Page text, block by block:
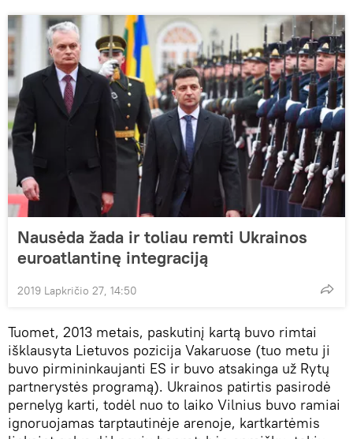
Nausėda žada ir toliau remti Ukrainos
euroatlantinę integraciją
2019 Lapkričio 27, 14:50
Tuomet, 2013 metais, paskutinį kartą buvo rimtai
išklausyta Lietuvos pozicija Vakaruose (tuo metu ji
buvo pirmininkaujanti ES ir buvo atsakinga už Rytų
partnerystės programą). Ukrainos patirtis pasirodė
pernelyg karti, todėl nuo to laiko Vilnius buvo ramiai
ignoruojamas tarptautinėje arenoje, kartkartėmis